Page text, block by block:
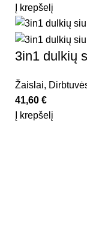
Į krepšelį
3in1 dulkių
Žaislai,
41,60 €
Į krepšelį